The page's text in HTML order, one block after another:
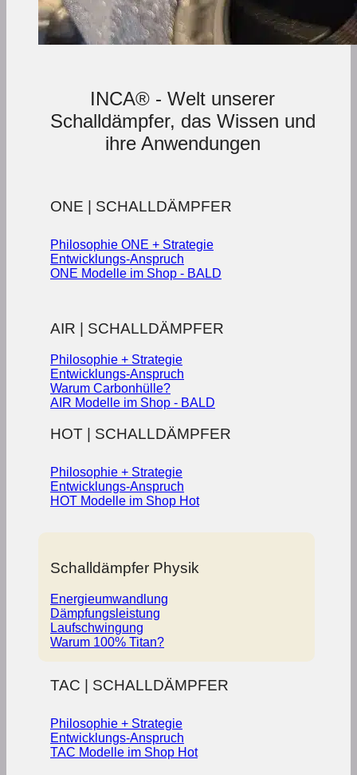
INCA® - Welt unserer
Schalldämpfer, das Wissen und
ihre Anwendungen
ONE | SCHALLDÄMPFER
Philosophie ONE + Strategie
Entwicklungs-Anspruch
ONE Modelle im Shop - BALD
AIR | SCHALLDÄMPFER
Philosophie + Strategie
Entwicklungs-Anspruch
Warum Carbonhülle?
AIR Modelle im Shop - BALD
HOT | SCHALLDÄMPFER
Philosophie + Strategie
Entwicklungs-Anspruch
HOT Modelle im Shop
Schalldämpfer Physik
Energieumwandlung
Dämpfungsleistung
Laufschwingung
Warum 100% Titan?
TAC | SCHALLDÄMPFER
Philosophie + Strategie
Entwicklungs-Anspruch
TAC Modelle im Shop